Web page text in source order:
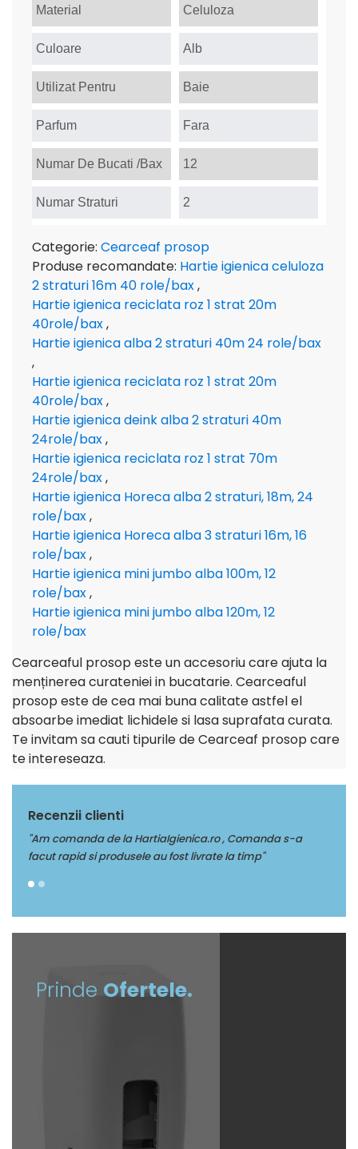
Material Celuloza
Culoare Alb
Utilizat Pentru Baie
Parfum Fara
Numar De Bucati /Bax 12
Numar Straturi 2
Categorie: Cearceaf prosop
Produse recomandate: Hartie igienica celuloza
2 straturi 16m 40 role/bax,
Hartie igienica reciclata roz 1 strat 20m
40role/bax,
Hartie igienica alba 2 straturi 40m 24 role/bax
,
Hartie igienica reciclata roz 1 strat 20m
40role/bax,
Hartie igienica deink alba 2 straturi 40m
24role/bax,
Hartie igienica reciclata roz 1 strat 70m
24role/bax,
Hartie igienica Horeca alba 2 straturi, 18m, 24
role/bax,
Hartie igienica Horeca alba 3 straturi 16m, 16
role/bax,
Hartie igienica mini jumbo alba 100m, 12
role/bax,
Hartie igienica mini jumbo alba 120m, 12
role/bax
Cearceaful prosop este un accesoriu care ajuta la
menținerea curateniei in bucatarie. Cearceaful
prosop este de cea mai buna calitate astfel el
absoarbe imediat lichidele si lasa suprafata curata.
Te invitam sa cauti tipurile de Cearceaf prosop care
te intereseaza.
Recenzii clienti
, Comanda s-a
livrate la timp"
"Multumim Echipei Soft sense pentru
Prinde Ofertele.